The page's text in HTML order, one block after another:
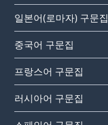
일본어(로마자) 구문집
중국어 구문집
프랑스어 구문집
러시아어 구문집